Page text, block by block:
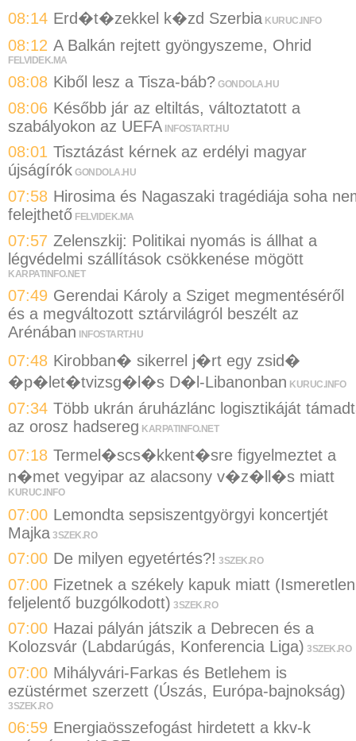
08:14 Erd�t�zekkel k�zd Szerbia KURUC.INFO
08:12 A Balkán rejtett gyöngyszeme, Ohrid
FELVIDEK.MA
08:08 Kiből lesz a Tisza-báb? GONDOLA.HU
08:06 Később jár az eltiltás, változtatott a
szabályokon az UEFA INFOSTART.HU
08:01 Tisztázást kérnek az erdélyi magyar
újságírók GONDOLA.HU
07:58 Hirosima és Nagaszaki tragédiája soha
felejthető FELVIDEK.MA
07:57 Zelenszkij: Politikai nyomás is állhat a
légvédelmi szállítások csökkenése mögött
KARPATINFO.NET
07:49 Gerendai Károly a Sziget megmentéséről
és a megváltozott sztárvilágról beszélt az
Arénában
INFOSTART.HU
07:48 Kirobban� sikerrel j�rt egy zsid�
�p�let�tvizsg�l�s D�l-Libanonban KURUC.INFO
07:34 Több ukrán áruházlánc logisztikáját
az orosz hadsereg KARPATINFO.NET
07:18 Termel�scs�kkent�sre figyelmeztet a
n�met vegyipar az alacsony v�z�ll�s miatt
KURUC.INFO
07:00 Lemondta sepsiszentgyörgyi koncertjét
Majka 3SZEK.RO
07:00 De milyen egyetértés?! 3SZEK.RO
07:00 Fizetnek a székely kapuk miatt (Ismeretlen
feljelentő buzgólkodott) 3SZEK.RO
07:00 Hazai pályán játszik a Debrecen és a
Kolozsvár (Labdarúgás, Konferencia Liga) 3SZEK.RO
07:00 Mihályvári-Farkas és Betlehem is
ezüstérmet szerzett (Úszás, Európa-bajnokság)
3SZEK.RO
06:59 Energiaösszefogást hirdetett a kkv-k